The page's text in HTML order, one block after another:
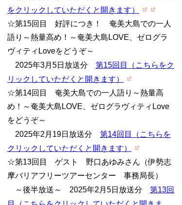
をクリックしていただくと開きます）
☆第15回目 好評につき！ 奄美大島での一人
語り～熱量高め！～奄美大島LOVE、ゼログラ
ヴィティLoveをどうぞ～
2025年3月5日放送分 第15回目（こちらをク
リックしていただくと開きます）
☆第14回目 奄美大島での一人語り～熱量高
め！～奄美大島LOVE、ゼログラヴィティLove
をどうぞ～
2025年2月19日放送分 第14回目（こちらを
クリックしていただくと開きます）
☆第13回目 ゲスト 野口あゆみさん（伊勢志
摩バリアフリーツアーセンター 事務局長）
～後半放送～ 2025年2月5日放送分 第13回